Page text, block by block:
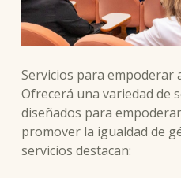
Servicios para empoderar
Ofrecerá una variedad de
diseñados para
promover la igualdad de
servicios destacan: